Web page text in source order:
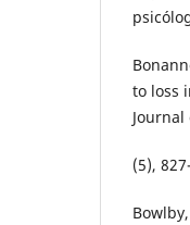
to loss
Journal
(5),